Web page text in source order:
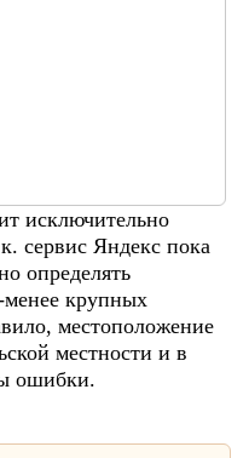
исключительно
сервис Яндекс пока
определять
менее крупных
местоположение
местности и в
ошибки.